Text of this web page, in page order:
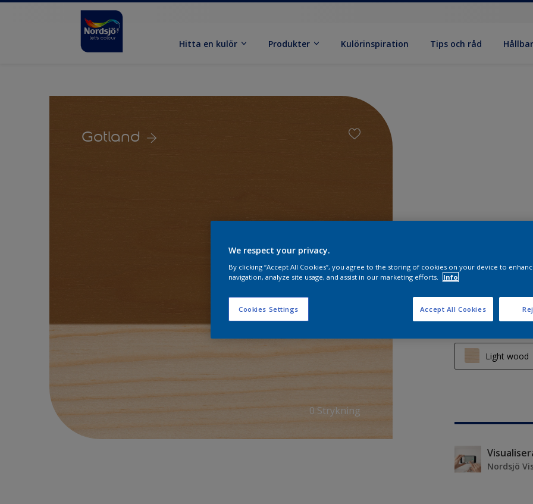
Hitta en kulör Produkter Kulörinspiration Tips och råd
Gotland
0 Strykning
Light wood
Nordsjö
We respect your privacy.
By clicking “Accept All Cookies”, you agree to the storing of cookies on your device to
navigation, analyze site usage, and assist in our marketing efforts.
Info
Cookies Settings Accept All Cookies